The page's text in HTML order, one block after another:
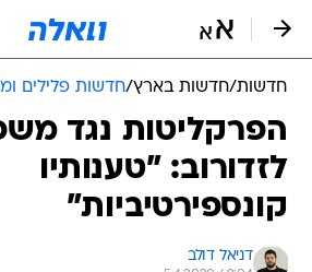
חדשות/חדשות בארץ/חדשות פלילים
הפרקליטות נגד
לזדורוב: "טענותיו
קונספירטיביות"
דניאל דולב